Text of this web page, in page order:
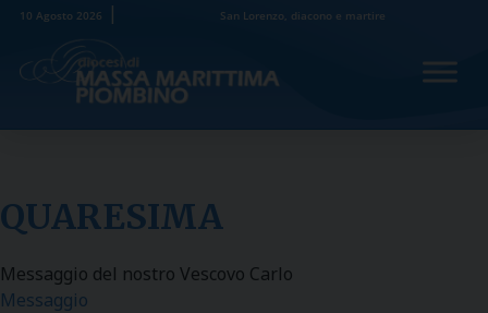
Skip
content
10 Agosto 2026 San Lorenzo, diacono e martire
QUARESIMA
Messaggio del nostro Vescovo Carlo
Messaggio